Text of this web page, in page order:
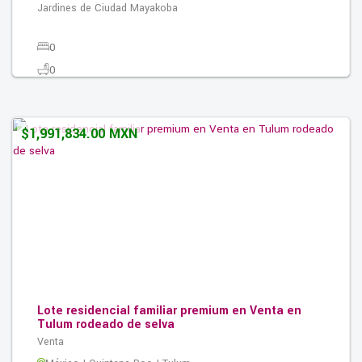
Jardines de Ciudad Mayakoba
0
0
169.00M2
Lote residencial familiar premium en Venta en
Tulum rodeado de selva
Venta
$1,991,834.00 MXN